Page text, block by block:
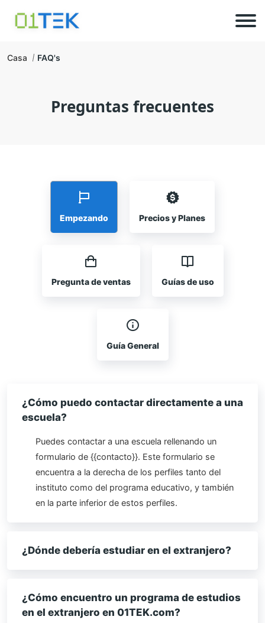
Casa FAQ's
Preguntas frecuentes
Empezando Precios y Planes
Pregunta de ventas Guías de uso
Guía General
¿Cómo puedo contactar directamente a una
escuela?
Puedes contactar a una escuela rellenando un
formulario de {{contacto}}. Este formulario se
encuentra a la derecha de los perfiles tanto del
instituto como del programa educativo, y también
en la parte inferior de estos perfiles.
¿Dónde debería estudiar en el extranjero?
¿Cómo encuentro un programa de estudios
en el extranjero en 01TEK.com?